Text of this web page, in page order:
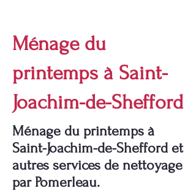
Ménage du
printemps à Saint-
Joachim-de-Shefford
Ménage du printemps à
Saint-Joachim-de-Shefford et
autres services de nettoyage
par Pomerleau.